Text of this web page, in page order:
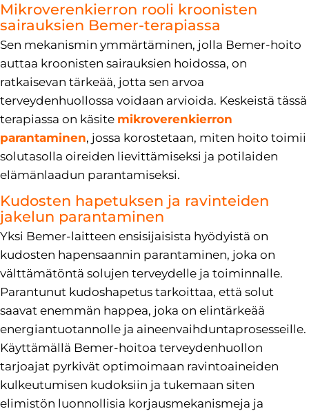
Mikroverenkierron rooli kroonisten
sairauksien Bemer-terapiassa
Sen mekanismin ymmärtäminen, jolla Bemer-hoito
auttaa kroonisten sairauksien hoidossa, on
ratkaisevan tärkeää, jotta sen arvoa
terveydenhuollossa voidaan arvioida. Keskeistä tässä
terapiassa on käsite mikroverenkierron
parantaminen, jossa korostetaan, miten hoito toimii
solutasolla oireiden lievittämiseksi ja potilaiden
elämänlaadun parantamiseksi.
Kudosten hapetuksen ja ravinteiden
jakelun parantaminen
Yksi Bemer-laitteen ensisijaisista hyödyistä on
kudosten hapensaannin parantaminen, joka on
välttämätöntä solujen terveydelle ja toiminnalle.
Parantunut kudoshapetus tarkoittaa, että solut
saavat enemmän happea, joka on elintärkeää
energiantuotannolle ja aineenvaihduntaprosesseille.
Käyttämällä Bemer-hoitoa terveydenhuollon
tarjoajat pyrkivät optimoimaan ravintoaineiden
kulkeutumisen kudoksiin ja tukemaan siten
elimistön luonnollisia korjausmekanismeja ja